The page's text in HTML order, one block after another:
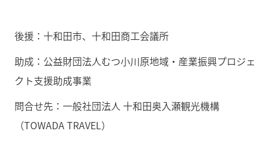
後援：十和田市、十和田商工会議所
助成：公益財団法人むつ小川原地域・産業振興プロジェ
クト支援助成事業
問合せ先：一般社団法人 十和田奥入瀬観光機構
（TOWADA TRAVEL）